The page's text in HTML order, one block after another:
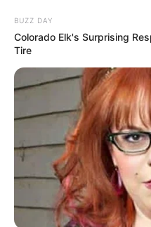
BUZZ DAY
Colorado Elk's Surprising
Tire